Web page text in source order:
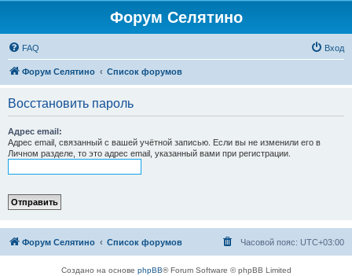
Форум Селятино
FAQ Вход
Форум Селятино Список форумов
Восстановить пароль
Адрес email:
Адрес email, связанный с вашей учётной записью. Если вы не изменили его в
Личном разделе, то это адрес email, указанный вами при регистрации.
Форум Селятино Список форумов Часовой пояс: UTC+03:00
Создано на основе phpBB® Forum Software © phpBB Limited